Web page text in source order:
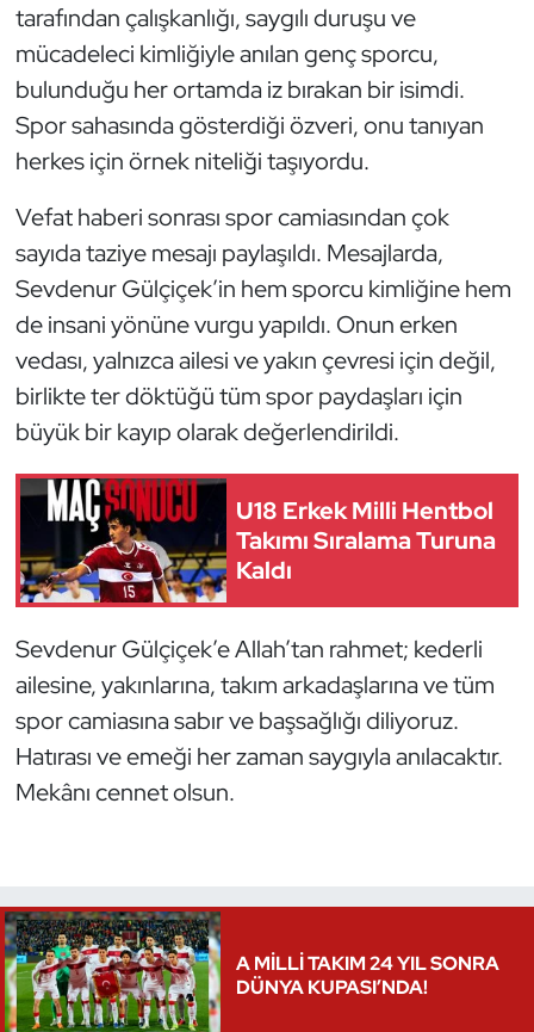
tarafından çalışkanlığı, saygılı duruşu ve
mücadeleci kimliğiyle anılan genç sporcu,
bulunduğu her ortamda iz bırakan bir isimdi.
Spor sahasında gösterdiği özveri, onu tanıyan
herkes için örnek niteliği taşıyordu.
Vefat haberi sonrası spor camiasından çok
sayıda taziye mesajı paylaşıldı. Mesajlarda,
Sevdenur Gülçiçek’in hem sporcu kimliğine hem
de insani yönüne vurgu yapıldı. Onun erken
vedası, yalnızca ailesi ve yakın çevresi için değil,
birlikte ter döktüğü tüm spor paydaşları için
büyük bir kayıp olarak değerlendirildi.
U18 Erkek Milli Hentbol
Takımı Sıralama Turuna
Kaldı
Sevdenur Gülçiçek’e Allah’tan rahmet; kederli
ailesine, yakınlarına, takım arkadaşlarına ve tüm
spor camiasına sabır ve başsağlığı diliyoruz.
Hatırası ve emeği her zaman saygıyla anılacaktır.
Mekânı cennet olsun.
A MİLLİ TAKIM 24 YIL SONRA
DÜNYA KUPASI’NDA!
Halter
Hava Sporları
Hentbol
İşitme Engelli Sporcular
Judo ve Kuraş
Kano ve Rafting
Karate
Kempo
Kick Boks
Kürek
Masa Tenisi
Modern Pentatlon
Okçuluk
Optimist